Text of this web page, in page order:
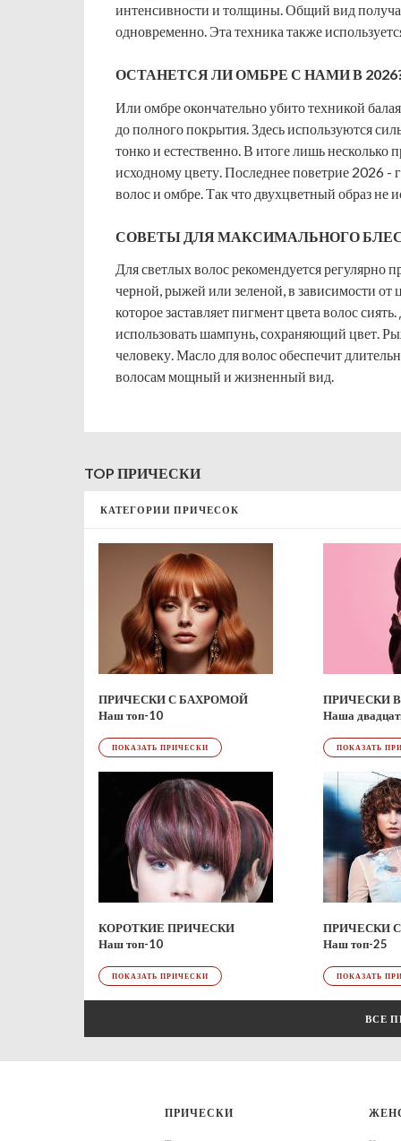
интенсивности и толщины. Общий вид
одновременно. Эта техника также
ОСТАНЕТСЯ ЛИ ОМБРЕ С НАМИ В
Или омбре окончательно убито техникой
до полного покрытия. Здесь используются
тонко и естественно. В итоге лишь несколько
исходному цвету. Последнее поветрие 2026 -
волос и омбре. Так что двухцветный образ не
СОВЕТЫ ДЛЯ МАКСИМАЛЬНОГО
Для светлых волос рекомендуется регулярно
черной, рыжей или зеленой, в зависимости от
которое заставляет пигмент цвета волос
использовать шампунь, сохраняющий цвет.
человеку. Масло для волос обеспечит
волосам мощный и жизненный вид.
TOP ПРИЧЕСКИ
КАТЕГОРИИ ПРИЧЕСОК
ПРИЧЕСКИ С БАХРОМОЙ
Наш топ-10
ПОКАЗАТЬ ПРИЧЕСКИ
Наша
ПОКАЗАТЬ
КОРОТКИЕ ПРИЧЕСКИ
Наш топ-10
ПОКАЗАТЬ ПРИЧЕСКИ
Наш топ-25
ПОКАЗАТЬ
ВСЕ
ПРИЧЕСКИ